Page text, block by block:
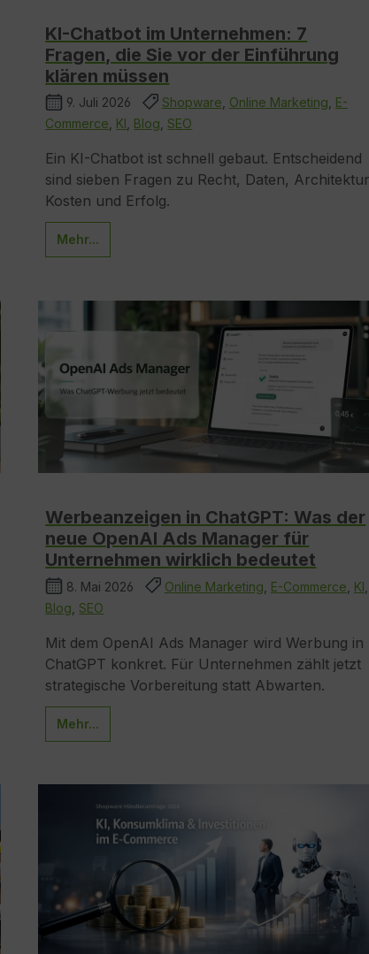
KI-Chatbot im Unternehmen: 7
Fragen, die Sie vor der Einführung
klären müssen
9. Juli 2026 Shopware Online Marketing E-
Commerce KI Blog ,SEO
Ein KI-Chatbot ist schnell gebaut. Entscheidend
sind sieben Fragen zu Recht, Daten,
Kosten und Erfolg.
Mehr...
Werbeanzeigen in ChatGPT: Was der
neue OpenAI Ads Manager für
Unternehmen wirklich bedeutet
8. Mai 2026 Online Marketing E-Commerce KI
Blog ,SEO
Mit dem OpenAI Ads Manager wird Werbung in
ChatGPT konkret. Für Unternehmen zählt jetzt
strategische Vorbereitung statt Abwarten.
Mehr...